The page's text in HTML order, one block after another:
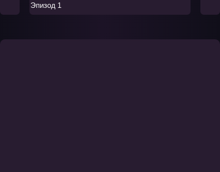
Эпизод 1